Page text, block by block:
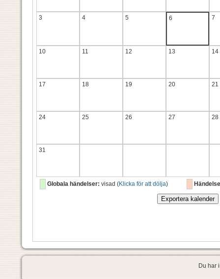
3 4 5 6 7
10 11 12 13 14
17 18 19 20 21
24 25 26 27 28
31
Globala händelser: visad (Klicka för att dölja)
Du har